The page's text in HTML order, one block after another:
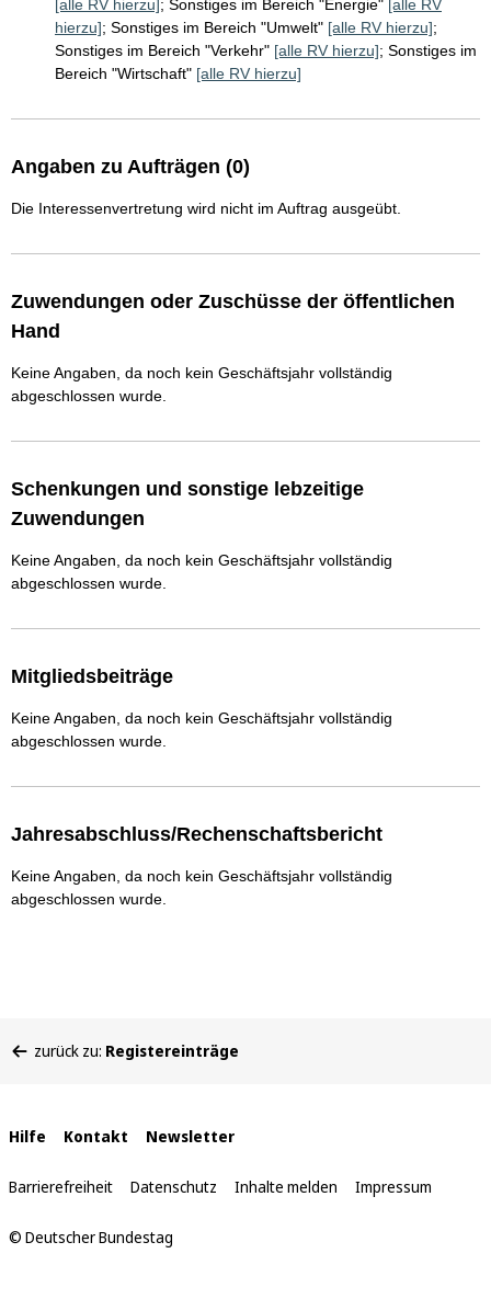
[alle RV hierzu]; Sonstiges im Bereich "Energie" [alle RV
hierzu]; Sonstiges im Bereich "Umwelt" [alle RV hierzu];
Sonstiges im Bereich "Verkehr" [alle RV hierzu]; Sonstiges im
Bereich "Wirtschaft" [alle RV hierzu]
Angaben zu Aufträgen (0)
Die Interessenvertretung wird nicht im Auftrag ausgeübt.
Zuwendungen oder Zuschüsse der öffentlichen
Hand
Keine Angaben, da noch kein Geschäftsjahr vollständig
abgeschlossen wurde.
Schenkungen und sonstige lebzeitige
Zuwendungen
Keine Angaben, da noch kein Geschäftsjahr vollständig
abgeschlossen wurde.
Mitgliedsbeiträge
Keine Angaben, da noch kein Geschäftsjahr vollständig
abgeschlossen wurde.
Jahresabschluss/Rechenschaftsbericht
Keine Angaben, da noch kein Geschäftsjahr vollständig
abgeschlossen wurde.
befinden
zurück zu: Registereinträge
Interne
Links
Hilfe Kontakt Newsletter
Barrierefreiheit Datenschutz Inhalte melden Impressum
© Deutscher Bundestag